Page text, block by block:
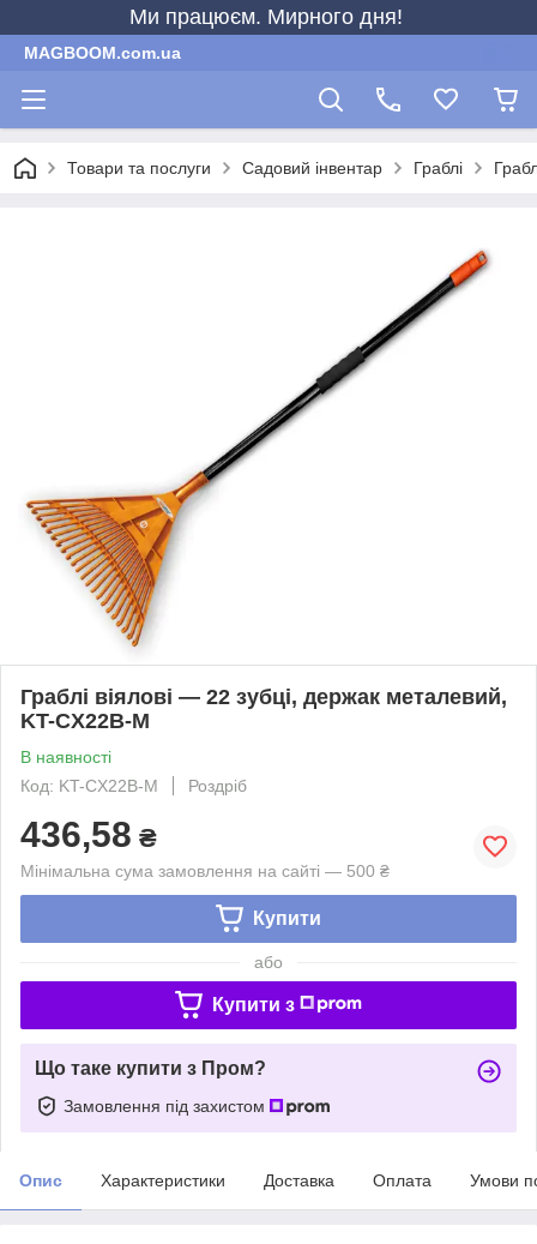
Ми працюєм. Мирного дня!
MAGBOOM.com.ua
Товари та послуги Садовий інвентар Граблі
Граблі віялові — 22 зубці, держак металевий,
KT-CX22B-M
В наявності
Код: KT-CX22B-M
Роздріб
436,58 ₴
Мінімальна сума замовлення на сайті — 500 ₴
Купити
або
Купити з
Що таке купити з Пром?
Замовлення під захистом
Опис Характеристики Доставка Оплата Умови